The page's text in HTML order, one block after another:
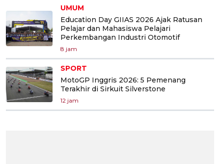
UMUM
Education Day GIIAS 2026 Ajak Ratusan
Pelajar dan Mahasiswa Pelajari
Perkembangan Industri Otomotif
8 jam
SPORT
MotoGP Inggris 2026: 5 Pemenang
Terakhir di Sirkuit Silverstone
12 jam